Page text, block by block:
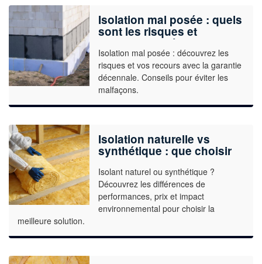
Isolation mal posée : quels
sont les risques et
comment les éviter ?
Isolation mal posée : découvrez les
risques et vos recours avec la garantie
décennale. Conseils pour éviter les
malfaçons.
Isolation naturelle vs
synthétique : que choisir
pour votre projet ?
Isolant naturel ou synthétique ?
Découvrez les différences de
performances, prix et impact
environnemental pour choisir la
meilleure solution.